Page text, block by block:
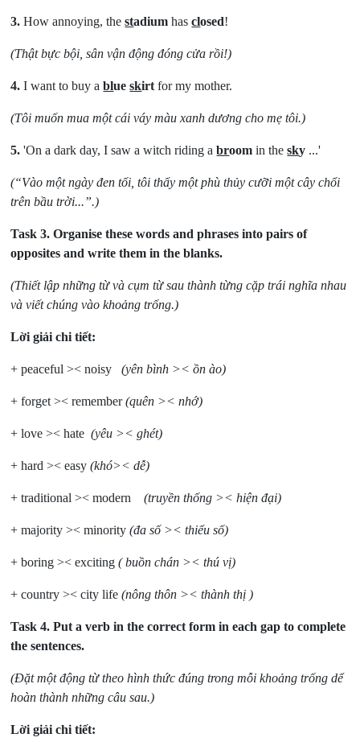
3. How annoying, thestadium hasclosed!
(Thật bực bội, sân vận động đóng cửa rồi!)
4. I want to buy ablue skirtfor my mother.
(Tôi muốn mua một cái váy màu xanh dương cho mẹ tôi.)
5. 'On a dark day, I saw a witch riding abroom in thesky ...'
(“Vào một ngày đen tối, tôi thấy một phù thủy cưỡi một cây chổi
trên bầu trời...”.)
Task 3.Organise these words and phrases into pairs of
opposites and write them in the blanks.
(Thiết lập những từ và cụm từ sau thành từng cặp trái nghĩa nhau
và viết chúng vào khoảng trống.)
Lời giải chi tiết:
+ peaceful >< noisy(yên bình >< ồn ào)
+ forget >< remember(quên >< nhớ)
+ love >< hate(yêu >< ghét)
+ hard >< easy(khó>< dễ)
+ traditional >< modern(truyền thống >< hiện đại)
+ majority >< minority(đa số >< thiểu số)
+ boring >< exciting ( buồn chán >< thú vị)
+ country >< city life(nông thôn >< thành thị )
Task 4.Put a verb in the correct form in each gap to complete
the sentences.
(Đặt một động từ theo hình thức đúng trong mỗi khoảng trống dể
hoàn thành những câu sau.)
Lời giải chi tiết: